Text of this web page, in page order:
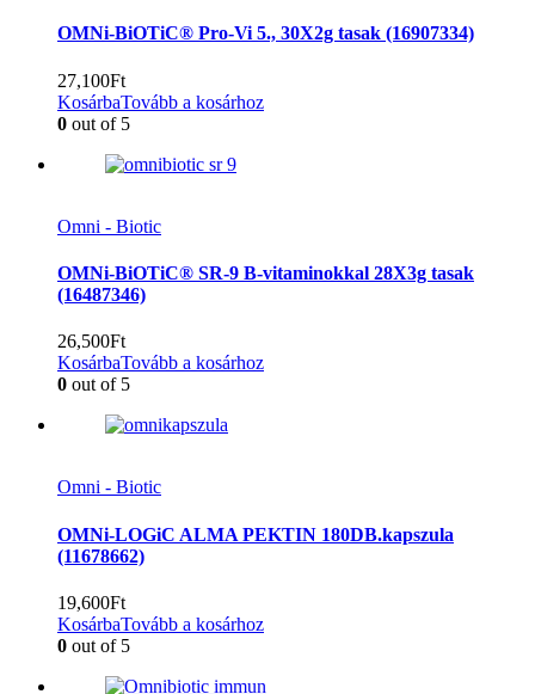
OMNi-BiOTiC® Pro-Vi 5., 30X2g tasak (16907334)
27,100Ft
KosárbaTovább a kosárhoz
0 out of 5
Omni - Biotic
OMNi-BiOTiC® SR-9 B-vitaminokkal 28X3g tasak
(16487346)
26,500Ft
KosárbaTovább a kosárhoz
0 out of 5
Omni - Biotic
OMNi-LOGiC ALMA PEKTIN 180DB.kapszula
(11678662)
19,600Ft
KosárbaTovább a kosárhoz
0 out of 5